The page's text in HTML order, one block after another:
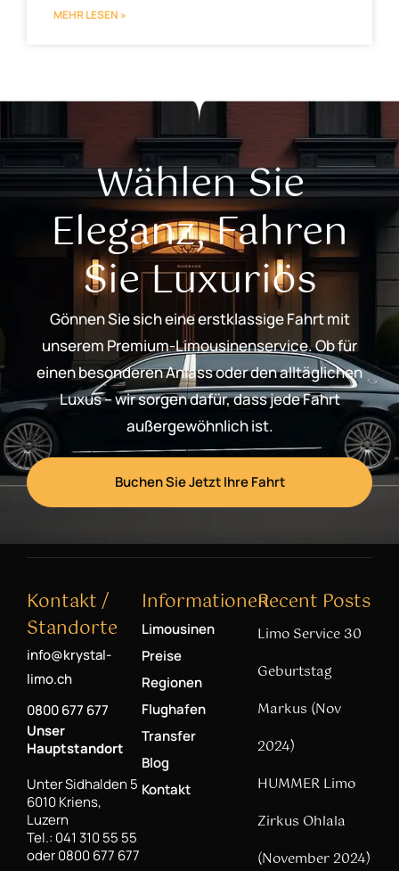
MEHR LESEN »
Wählen Sie
Eleganz, Fahren
Sie Luxuriös
Gönnen Sie sich eine erstklassige Fahrt mit
unserem Premium-Limousinenservice. Ob für
einen besonderen Anlass oder den alltäglichen
Luxus – wir sorgen dafür, dass jede Fahrt
außergewöhnlich ist.
Buchen Sie Jetzt Ihre Fahrt
Kontakt /
Standorte
info@krystal-
limo.ch
0800 677 677
Unser
Hauptstandort
Unter Sidhalden 5
6010 Kriens,
Luzern
Tel.: 041 310 55 55
oder 0800 677 677
Informationen
Limousinen
Preise
Regionen
Flughafen
Transfer
Blog
Kontakt
Recent Posts
Limo Service 30
Geburtstag
Markus (Nov
2024)
HUMMER Limo
Zirkus Ohlala
(November 2024)